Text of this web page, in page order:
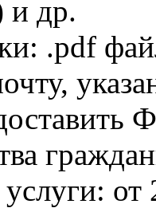
и др.
.pdf
от